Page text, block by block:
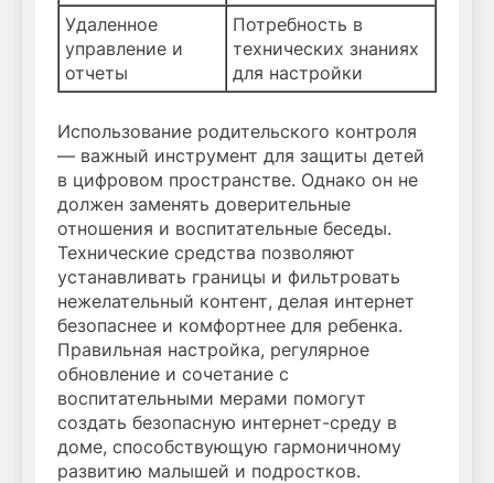
Удаленное
управление и
отчеты
Потребность в
технических знаниях
для настройки
Использование родительского контроля
— важный инструмент для защиты детей
в цифровом пространстве. Однако он не
должен заменять доверительные
отношения и воспитательные беседы.
Технические средства позволяют
устанавливать границы и фильтровать
нежелательный контент, делая интернет
безопаснее и комфортнее для ребенка.
Правильная настройка, регулярное
обновление и сочетание с
воспитательными мерами помогут
создать безопасную интернет-среду в
доме, способствующую гармоничному
развитию малышей и подростков.